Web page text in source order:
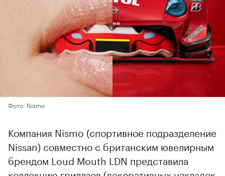
Фото: Nismo
Компания Nismo (спортивное подразделение
Nissan) совместно с британским ювелирным
брендом Loud Mouth LDN представила